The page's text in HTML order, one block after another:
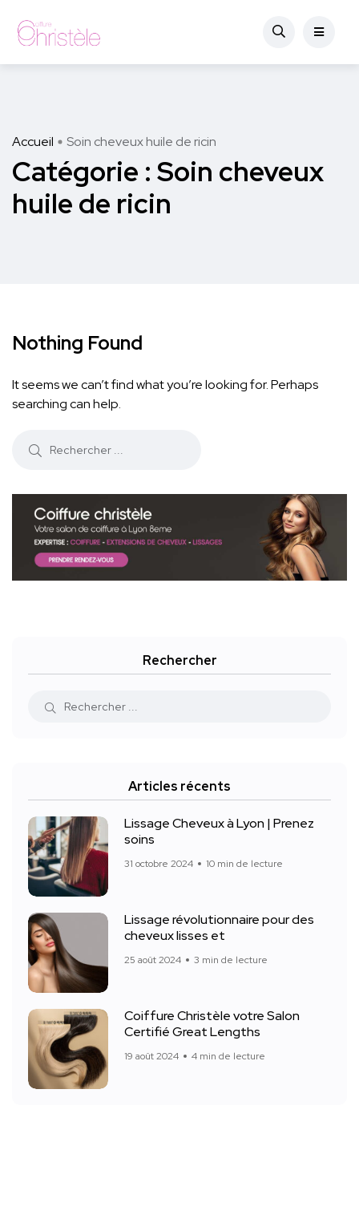
Accueil Soin cheveux huile de ricin
Catégorie : Soin cheveux
huile de ricin
Nothing Found
It seems we can’t find what you’re looking for. Perhaps
searching can help.
Rechercher
Articles récents
Lissage Cheveux à Lyon | Prenez
soins
31 octobre 2024 10 min de lecture
Lissage révolutionnaire pour des
cheveux lisses et
25 août 2024 3 min de lecture
Coiffure Christèle votre Salon
Certifié Great Lengths
19 août 2024 4 min de lecture